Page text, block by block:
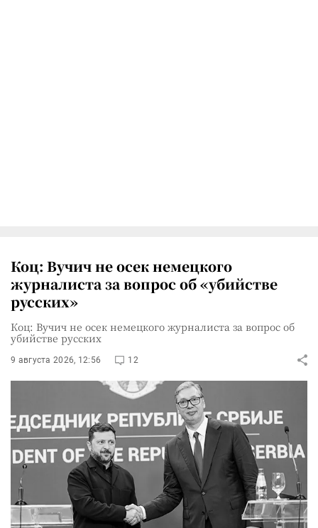
Коц: Вучич не осек немецкого
журналиста за вопрос об «убийстве
русских»
Коц: Вучич не осек немецкого журналиста за вопрос об
убийстве русских
9 августа 2026, 12:56 12